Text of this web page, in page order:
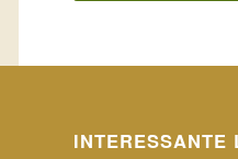
INTERESSANTE